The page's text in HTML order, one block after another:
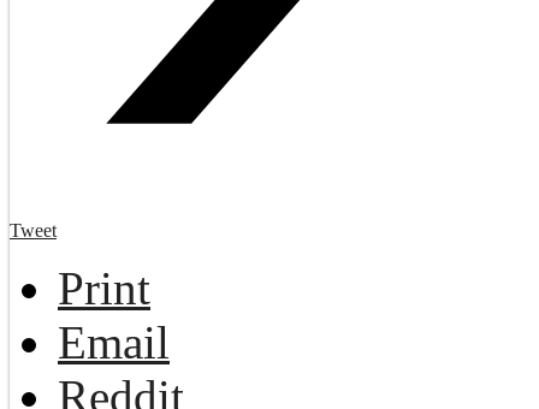
Tweet
Print
Email
Reddit